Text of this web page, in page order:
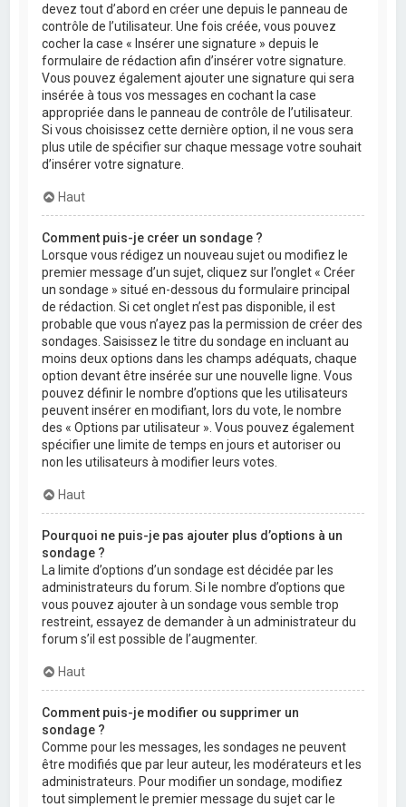
devez tout d’abord en créer une depuis le panneau de
contrôle de l’utilisateur. Une fois créée, vous pouvez
cocher la case « Insérer une signature » depuis le
formulaire de rédaction afin d’insérer votre signature.
Vous pouvez également ajouter une signature qui sera
insérée à tous vos messages en cochant la case
appropriée dans le panneau de contrôle de l’utilisateur.
Si vous choisissez cette dernière option, il ne vous sera
plus utile de spécifier sur chaque message votre souhait
d’insérer votre signature.
Haut
Comment puis-je créer un sondage ?
Lorsque vous rédigez un nouveau sujet ou modifiez le
premier message d’un sujet, cliquez sur l’onglet « Créer
un sondage » situé en-dessous du formulaire principal
de rédaction. Si cet onglet n’est pas disponible, il est
probable que vous n’ayez pas la permission de créer des
sondages. Saisissez le titre du sondage en incluant au
moins deux options dans les champs adéquats, chaque
option devant être insérée sur une nouvelle ligne. Vous
pouvez définir le nombre d’options que les utilisateurs
peuvent insérer en modifiant, lors du vote, le nombre
des « Options par utilisateur ». Vous pouvez également
spécifier une limite de temps en jours et autoriser ou
non les utilisateurs à modifier leurs votes.
Haut
Pourquoi ne puis-je pas ajouter plus d’options à un
sondage ?
La limite d’options d’un sondage est décidée par les
administrateurs du forum. Si le nombre d’options que
vous pouvez ajouter à un sondage vous semble trop
restreint, essayez de demander à un administrateur du
forum s’il est possible de l’augmenter.
Haut
Comment puis-je modifier ou supprimer un
sondage ?
Comme pour les messages, les sondages ne peuvent
être modifiés que par leur auteur, les modérateurs et les
administrateurs. Pour modifier un sondage, modifiez
tout simplement le premier message du sujet car le